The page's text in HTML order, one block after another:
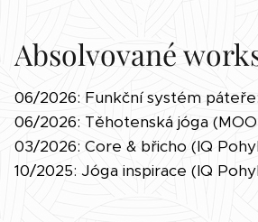
Absolvované
06/2026: Funkční systém
06/2026: Těhotenská jóga
03/2026: Core & břicho (IQ
10/2025: Jóga inspirace (IQ